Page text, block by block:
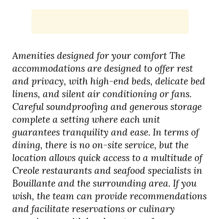
Amenities designed for your comfort The
accommodations are designed to offer rest
and privacy, with high-end beds, delicate bed
linens, and silent air conditioning or fans.
Careful soundproofing and generous storage
complete a setting where each unit
guarantees tranquility and ease. In terms of
dining, there is no on-site service, but the
location allows quick access to a multitude of
Creole restaurants and seafood specialists in
Bouillante and the surrounding area. If you
wish, the team can provide recommendations
and facilitate reservations or culinary